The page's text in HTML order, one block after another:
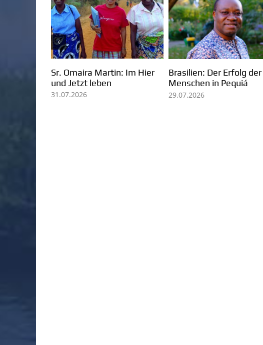
Kolumbien: Mission in
Arauca
07.08.2026
Pater Ezechiele Ramin: Ein
lebendiges Zeugnis für
Berufung und Mission